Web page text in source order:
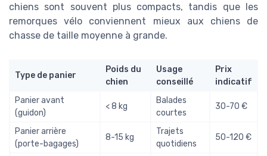
chiens sont souvent plus compacts, tandis que les
remorques vélo conviennent mieux aux chiens de
chasse de taille moyenne à grande.
Type de panier
Poids du
chien
Usage
conseillé
Prix
indicatif
Panier avant
(guidon)
< 8 kg
Balades
courtes
30-70 €
Panier arrière
(porte-bagages)
8-15 kg
Trajets
quotidiens
50-120 €